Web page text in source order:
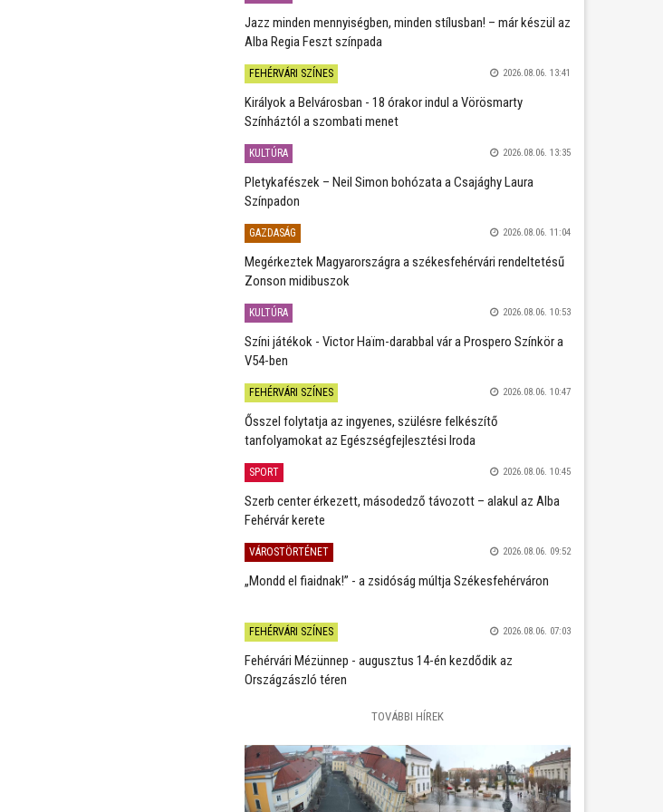
Jazz minden mennyiségben, minden stílusban! – már készül az
Alba Regia Feszt színpada
FEHÉRVÁRI SZÍNES 2026.08.06. 13:41
Királyok a Belvárosban - 18 órakor indul a Vörösmarty
Színháztól a szombati menet
KULTÚRA 2026.08.06. 13:35
Pletykafészek – Neil Simon bohózata a Csajághy Laura
Színpadon
GAZDASÁG 2026.08.06. 11:04
Megérkeztek Magyarországra a székesfehérvári rendeltetésű
Zonson midibuszok
KULTÚRA 2026.08.06. 10:53
Színi játékok - Victor Haïm-darabbal vár a Prospero Színkör a
V54-ben
FEHÉRVÁRI SZÍNES 2026.08.06. 10:47
Ősszel folytatja az ingyenes, szülésre felkészítő
tanfolyamokat az Egészségfejlesztési Iroda
SPORT 2026.08.06. 10:45
Szerb center érkezett, másodedző távozott – alakul az Alba
Fehérvár kerete
VÁROSTÖRTÉNET 2026.08.06. 09:52
„Mondd el fiaidnak!” - a zsidóság múltja Székesfehérváron
FEHÉRVÁRI SZÍNES 2026.08.06. 07:03
Fehérvári Mézünnep - augusztus 14-én kezdődik az
Országzászló téren
TOVÁBBI HÍREK